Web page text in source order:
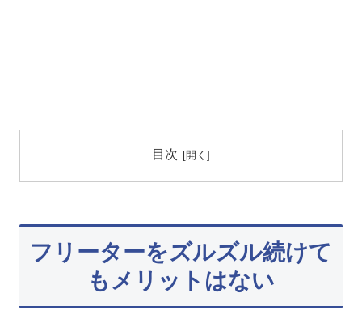
目次
フリーターをズルズル続けて
もメリットはない